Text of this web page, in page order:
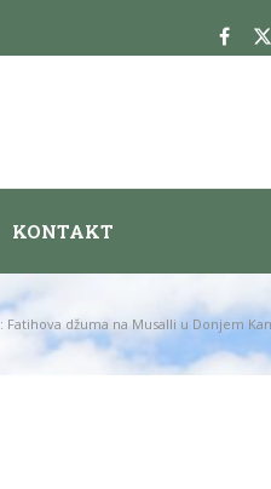
KONTAKT
Fatihova džuma na Musalli u Donjem